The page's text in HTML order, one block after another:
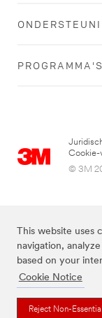
This website uses
navigation,
based on your
Cookie Notice
Reject Non-
PROGRAMMA'S
Cookie-
© 3M
3M, Post-it® en de